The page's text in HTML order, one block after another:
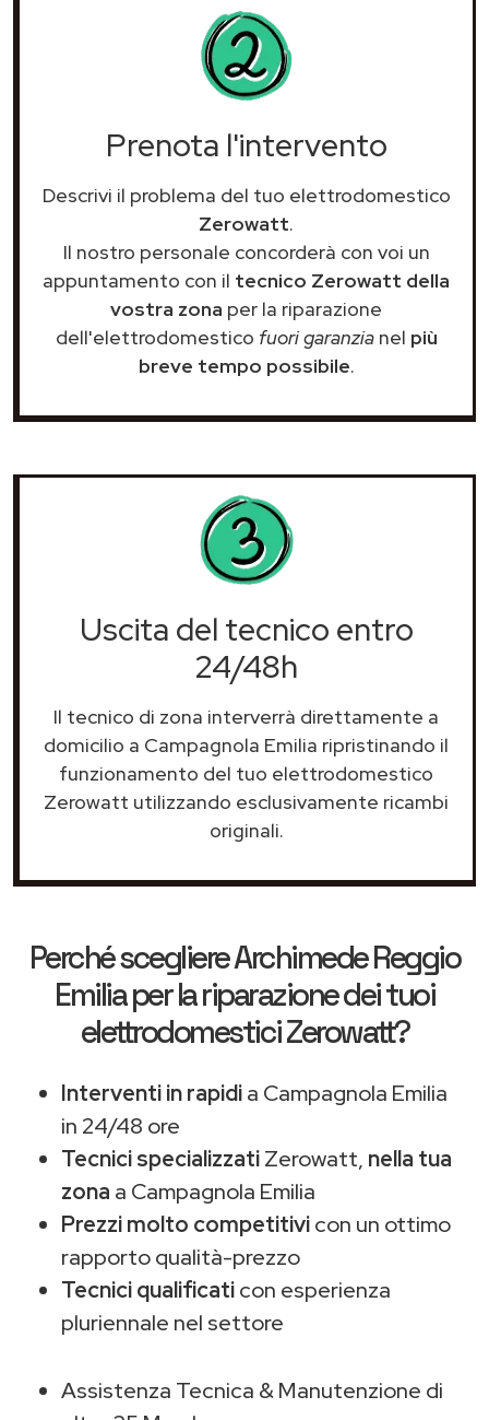
Prenota l'intervento
Descrivi il problema del tuo elettrodomestico
Zerowatt.
Il nostro personale concorderà con voi un
appuntamento con il tecnico Zerowatt della
vostra zona per la riparazione
dell'elettrodomestico fuori garanzianel più
breve tempo possibile.
Uscita del tecnico entro
24/48h
Il tecnico di zona interverrà direttamente a
domicilio a Campagnola Emilia ripristinando il
funzionamento del tuo elettrodomestico
Zerowatt utilizzando esclusivamente ricambi
originali.
Perché scegliereArchimede Reggio
Emiliaper la riparazione dei tuoi
elettrodomestici Zerowatt?
Interventi in rapidia Campagnola Emilia
in 24/48 ore
Tecnici specializzatiZerowatt, nella tua
zona a Campagnola Emilia
Prezzi molto competitivicon un ottimo
rapporto qualità-prezzo
Tecnici qualificaticon esperienza
pluriennale nel settore
Assistenza Tecnica & Manutenzione di